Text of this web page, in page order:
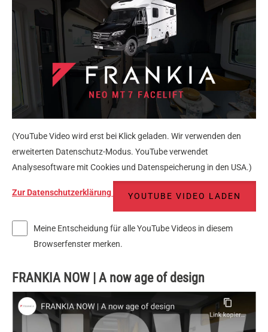
(YouTube Video wird erst bei Klick geladen. Wir verwenden den
erweiterten Datenschutz-Modus. YouTube verwendet
Analysesoftware mit Cookies und Datenspeicherung in den USA.)
Zur Datenschutzerklärung YOUTUBE VIDEO LADEN
Meine Entscheidung für alle YouTube Videos in diesem
Browserfenster merken.
FRANKIA NOW | A now age of design